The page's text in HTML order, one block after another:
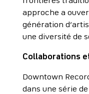
approche a
génération
une diversité de
Collaborations
Downtown
dans une série